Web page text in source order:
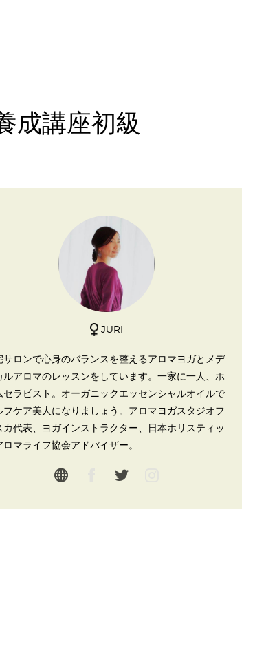
成講座初級
JURI
サロンで心身のバランスを整えるアロマヨガとメデ
ルアロマのレッスンをしています。一家に一人、ホ
セラピスト。オーガニックエッセンシャルオイルで
フケア美人になりましょう。アロマヨガスタジオフ
カ代表、ヨガインストラクター、日本ホリスティッ
ロマライフ協会アドバイザー。